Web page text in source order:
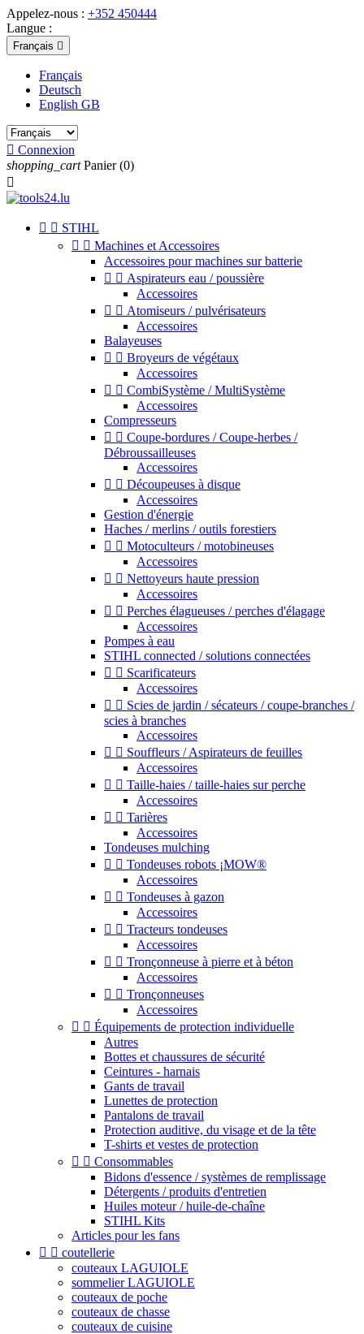
Appelez-nous : +352 450444
Langue :
Français 
Français
Deutsch
English GB
 Connexion
shopping_cart Panier (0)

  STIHL
  Machines et Accessoires
Accessoires pour machines sur batterie
  Aspirateurs eau / poussière
Accessoires
  Atomiseurs / pulvérisateurs
Accessoires
Balayeuses
  Broyeurs de végétaux
Accessoires
  CombiSystème / MultiSystème
Accessoires
Compresseurs
  Coupe-bordures / Coupe-herbes /
Débroussailleuses
Accessoires
  Découpeuses à disque
Accessoires
Gestion d'énergie
Haches / merlins / outils forestiers
  Motoculteurs / motobineuses
Accessoires
  Nettoyeurs haute pression
Accessoires
  Perches élagueuses / perches d'élagage
Accessoires
Pompes à eau
STIHL connected / solutions connectées
  Scarificateurs
Accessoires
  Scies de jardin / sécateurs / coupe-branches /
scies à branches
Accessoires
  Souffleurs / Aspirateurs de feuilles
Accessoires
  Taille-haies / taille-haies sur perche
Accessoires
  Tarières
Accessoires
Tondeuses mulching
  Tondeuses robots ¡MOW®
Accessoires
  Tondeuses à gazon
Accessoires
  Tracteurs tondeuses
Accessoires
  Tronçonneuse à pierre et à béton
Accessoires
  Tronçonneuses
Accessoires
  Équipements de protection individuelle
Autres
Bottes et chaussures de sécurité
Ceintures - harnais
Gants de travail
Lunettes de protection
Pantalons de travail
Protection auditive, du visage et de la tête
T-shirts et vestes de protection
  Consommables
Bidons d'essence / systèmes de remplissage
Détergents / produits d'entretien
Huiles moteur / huile-de-chaîne
STIHL Kits
Articles pour les fans
  coutellerie
couteaux LAGUIOLE
sommelier LAGUIOLE
couteaux de poche
couteaux de chasse
couteaux de cuisine